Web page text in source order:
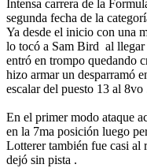
Intensa carrera de la
segunda fecha de la
Ya desde el inicio con una
lo tocó a Sam Bird al llegar
entró en trompo quedando
hizo armar un desparramó
escalar del puesto 13 al 8vo
En el primer modo ataque
en la 7ma posición luego
Lotterer también fue casi al
dejó sin pista .